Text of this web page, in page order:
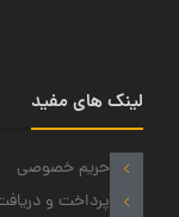
لینک های مفید
حریم خصوصی
پرداخت و